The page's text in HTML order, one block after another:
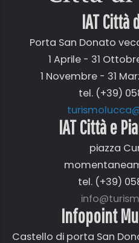
IAT Città
Porta San Donato
1 Aprile - 31
1 Novembre - 31
tel. (+39)
IAT Città e
piazza
tel. (+39)
Infopoint
Castello di porta San